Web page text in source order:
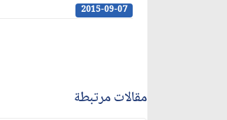
2015-09-07
مقالات مرتبطة